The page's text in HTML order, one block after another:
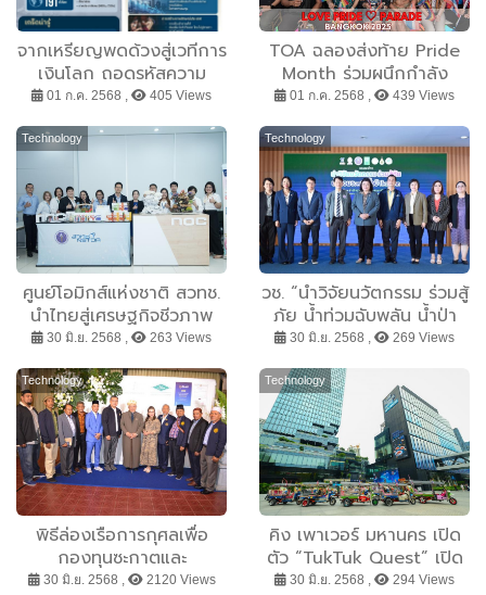
จากเหรียญพดด้วงสู่เวทีการ
เงินโลก ถอดรหัสความ
สำคัญ IMF-WBG Annual
Meetings 2026 และ
ประโยชน์ที่ไทยจะได้รับ
01 ก.ค. 2568 , 405 Views
TOA ฉลองส่งท้าย Pride
Month ร่วมผนึกกำลัง
เดอะมอลล์ กรุ๊ป เอ็ม ดิสทริค
และภาครัฐ จัดงาน “LOVE
PRIDE ♡ PARADE
BANGKOK 2025” ขบวน
พาเหรดสีรุ้งยาวที่สุดใน
เอเชีย
01 ก.ค. 2568 , 439 Views
Technology
ศูนย์โอมิกส์แห่งชาติ สวทช.
นำไทยสู่เศรษฐกิจชีวภาพ
ด้วยเทคโนโลยีชีวภาพขั้นสูง
30 มิ.ย. 2568 , 263 Views
Technology
วช. “นำวิจัยนวัตกรรม ร่วมสู้
ภัย น้ำท่วมฉับพลัน น้ำป่า
ไหลหลาก”
30 มิ.ย. 2568 , 269 Views
Technology
พิธีล่องเรือการกุศลเพื่อ
กองทุนซะกาตและ
สังคมสงเคราะห์จังหวัด
30 มิ.ย. 2568 , 2120 Views
Technology
คิง เพาเวอร์ มหานคร เปิด
ตัว “TukTuk Quest” เปิด
ประสบการณ์นั่งตุ๊กตุ๊ก
30 มิ.ย. 2568 , 294 Views